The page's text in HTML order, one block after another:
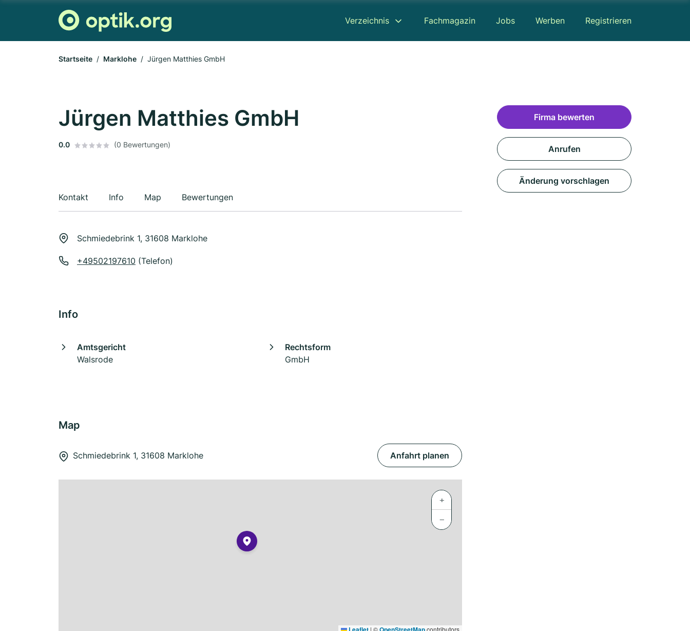
Verzeichnis Fachmagazin Jobs Werben Registrieren
Startseite Marklohe Jürgen Matthies GmbH
Jürgen Matthies GmbH
0.0 (0 Bewertungen)
Kontakt Info Map Bewertungen
Schmiedebrink 1, 31608 Marklohe
+49502197610 (Telefon)
Info
Amtsgericht
Walsrode
Rechtsform
GmbH
Map
Schmiedebrink 1, 31608 Marklohe Anfahrt planen
+
−
| © contributors
Firma bewerten
Anrufen
Änderung vorschlagen